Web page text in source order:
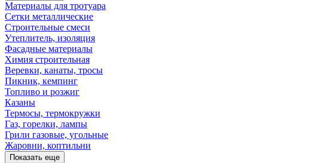
Материалы для тротуара
Сетки металлические
Строительные смеси
Утеплитель, изоляция
Фасадные материалы
Химия строительная
Веревки, канаты, тросы
Пикник, кемпинг
Топливо и розжиг
Казаны
Термосы, термокружки
Газ, горелки, лампы
Грили газовые, угольные
Жаровни, коптильни
Показать еще